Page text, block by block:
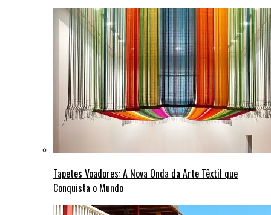
Tapetes Voadores: A Nova Onda da Arte Têxtil que
Conquista o Mundo